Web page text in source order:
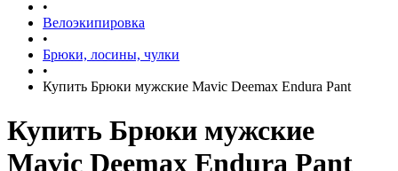
•
Велоэкипировка
•
Брюки, лосины, чулки
•
Купить Брюки мужские Mavic Deemax Endura Pant
Купить Брюки мужские
Mavic Deemax Endura Pant